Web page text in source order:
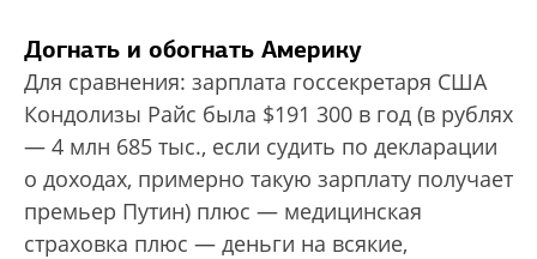
Догнать и обогнать Америку
Для сравнения: зарплата госсекретаря США
Кондолизы Райс была $191 300 в год (в руб­лях
— 4 млн 685 тыс., если судить по декларации
о доходах, примерно такую зарплату получает
премьер Путин) плюс — медицинская
страховка плюс — деньги на всякие,